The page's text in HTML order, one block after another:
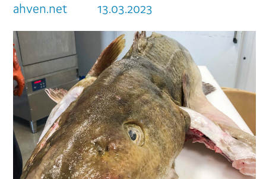
ahven.net 13.03.2023